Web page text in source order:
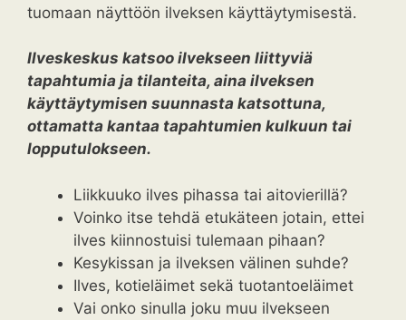
tuomaan näyttöön ilveksen käyttäytymisestä.
Ilveskeskus katsoo ilvekseen liittyviä
tapahtumia ja tilanteita, aina ilveksen
käyttäytymisen suunnasta katsottuna,
ottamatta kantaa tapahtumien kulkuun tai
lopputulokseen.
Liikkuuko ilves pihassa tai aitovierillä?
Voinko itse tehdä etukäteen jotain, ettei
ilves kiinnostuisi tulemaan pihaan?
Kesykissan ja ilveksen välinen suhde?
Ilves, kotieläimet sekä tuotantoeläimet
Vai onko sinulla joku muu ilvekseen